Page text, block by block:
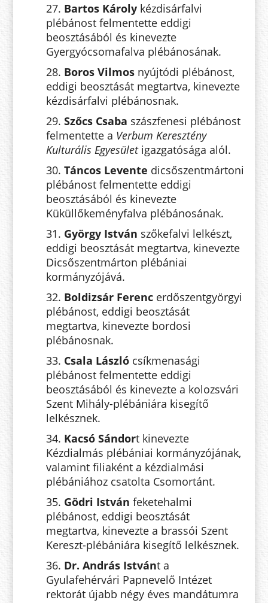
27. Bartos Károly kézdisárfalvi
plébánost felmentette eddigi
beosztásából és kinevezte
Gyergyócsomafalva plébánosának.
28. Boros Vilmos nyújtódi plébánost,
eddigi beosztását megtartva, kinevezte
kézdisárfalvi plébánosnak.
29. Szőcs Csaba szászfenesi plébánost
felmentette a Verbum Keresztény
Kulturális Egyesület igazgatósága alól.
30. Táncos Levente dicsőszentmártoni
plébánost felmentette eddigi
beosztásából és kinevezte
Küküllőkeményfalva plébánosának.
31. György István szőkefalvi lelkészt,
eddigi beosztását megtartva, kinevezte
Dicsőszentmárton plébániai
kormányzójává.
32. Boldizsár Ferenc erdőszentgyörgyi
plébánost, eddigi beosztását
megtartva, kinevezte bordosi
plébánosnak.
33. Csala László csíkmenasági
plébánost felmentette eddigi
beosztásából és kinevezte a kolozsvári
Szent Mihály-plébániára kisegítő
lelkésznek.
34. Kacsó Sándort kinevezte
Kézdialmás plébániai kormányzójának,
valamint filiaként a kézdialmási
plébániához csatolta Csomortánt.
35. Gödri Istvánfeketehalmi
plébánost, eddigi beosztását
megtartva, kinevezte a brassói Szent
Kereszt-plébániára kisegítő lelkésznek.
36. Dr. András Istvánt a
Gyulafehérvári Papnevelő Intézet
rektorát újabb négy éves mandátumra